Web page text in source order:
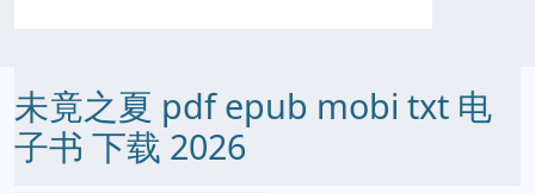
未竟之夏 pdf epub mobi txt 电
子书 下载 2026